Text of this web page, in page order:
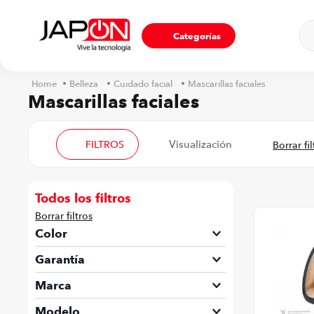
Categorías
Belleza Cuidado facial Mascarillas faciales
Mascarillas faciales
FILTROS
Todos los filtros
Color
Gris
Garantía
12 Meses
Marca
Geske
Modelo